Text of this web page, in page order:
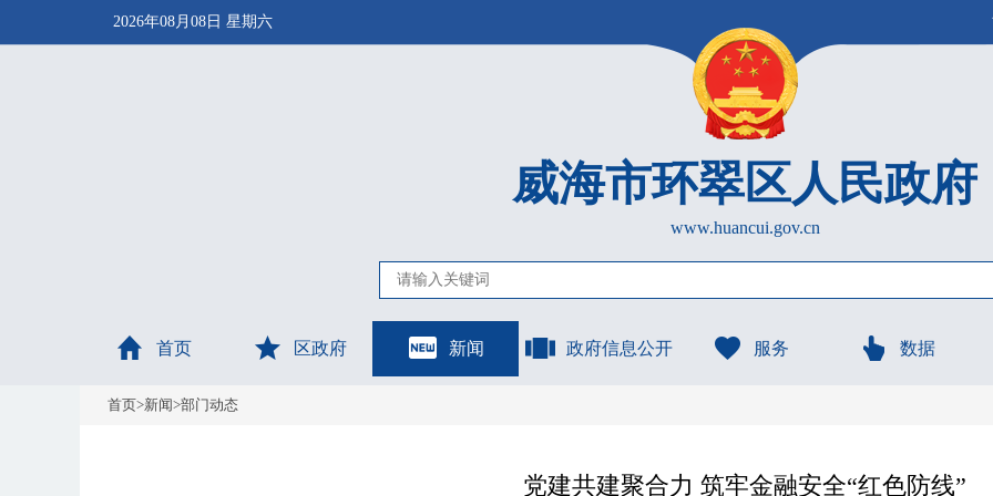
威海市环翠区人民政府
www.huancui.gov.cn
2026年08月08日 星期六
首页 区政府 新闻 政府信息公开 服务 数据
首页>新闻>部门动态
党建共建聚合力 筑牢金融安全“红色防线”